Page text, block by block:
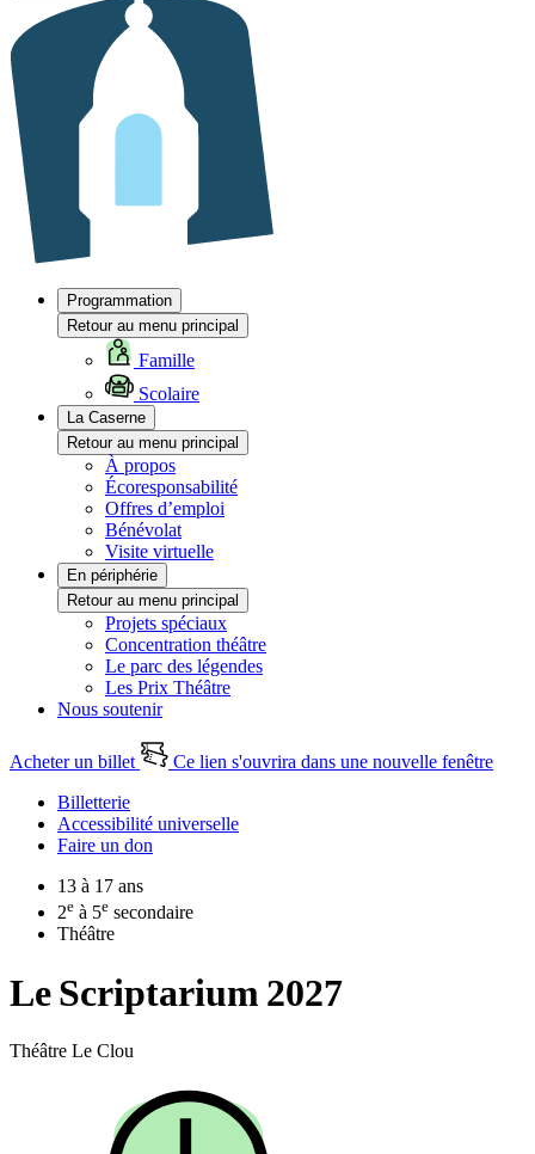
Programmation
Retour au menu principal
Famille
Scolaire
La Caserne
Retour au menu principal
À propos
Écoresponsabilité
Offres d’emploi
Bénévolat
Visite virtuelle
En périphérie
Retour au menu principal
Projets spéciaux
Concentration théâtre
Le parc des légendes
Les Prix Théâtre
Nous soutenir
Acheter un billet
Ce lien s'ouvrira dans une nouvelle fenêtre
Billetterie
Accessibilité universelle
Faire un don
13 à 17 ans
2e à 5e secondaire
Théâtre
Le Scriptarium 2027
Théâtre Le Clou